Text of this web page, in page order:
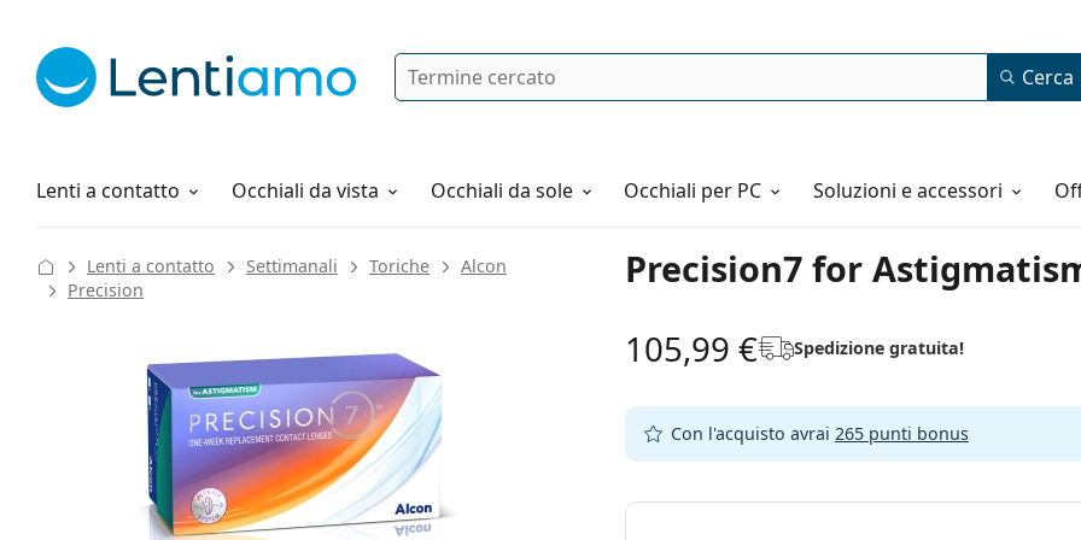
Ricerca Cerca
Lenti a contatto
Soluzioni Occhiali da vista Occhiali da sole Occhiali per PC Soluzioni e accessori
Tutto sugli acquisti
Precision7 for
Lenti a contatto Settimanali Toriche
Alcon
Precision
105,99 € Spedizione gratuita!
Con l'acquisto avrai 265 punti bonus
Seleziona i parametri